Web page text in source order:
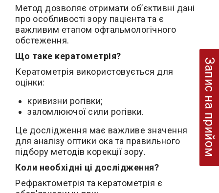
Запис на прийом
Метод дозволяє отримати об’єктивні дані
про особливості зору пацієнта та є
важливим етапом офтальмологічного
обстеження.
Що таке кератометрія?
Кератометрія використовується для
оцінки:
кривизни рогівки;
заломлюючої сили рогівки.
Це дослідження має важливе значення
для аналізу оптики ока та правильного
підбору методів корекції зору.
Коли необхідні ці дослідження?
Рефрактометрія та кератометрія є